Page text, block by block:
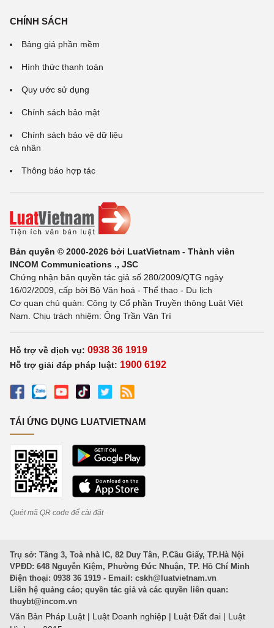
CHÍNH SÁCH
Bảng giá phần mềm
Hình thức thanh toán
Quy ước sử dụng
Chính sách bảo mật
Chính sách bảo vệ dữ liệu
cá nhân
Thông báo hợp tác
Bản quyền © 2000-2026 bởi LuatVietnam - Thành viên
INCOM Communications ., JSC
Chứng nhận bản quyền tác giả số 280/2009/QTG ngày
16/02/2009, cấp bởi Bộ Văn hoá - Thể thao - Du lịch
Cơ quan chủ quản: Công ty Cổ phần Truyền thông Luật Việt
Nam. Chịu trách nhiệm: Ông Trần Văn Trí
Hỗ trợ về dịch vụ: 0938 36 1919
Hỗ trợ giải đáp pháp luật: 1900 6192
TẢI ỨNG DỤNG LUATVIETNAM
Quét mã QR code để cài đặt
Trụ sở: Tầng 3, Toà nhà IC, 82 Duy Tân, P.Cầu Giấy, TP.Hà Nội
VPĐD: 648 Nguyễn Kiệm, Phường Đức Nhuận, TP. Hồ Chí Minh
Điện thoại: 0938 36 1919 - Email: cskh@luatvietnam.vn
Liên hệ quảng cáo; quyền tác giả và các quyền liên quan:
thuybt@incom.vn
Văn Bản Pháp Luật | Luật Doanh nghiệp | Luật Đất đai | Luật